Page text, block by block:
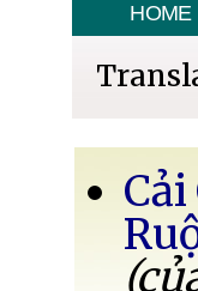
HOME
Cải